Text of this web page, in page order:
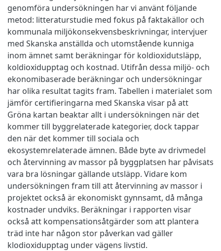
genomföra undersökningen har vi använt följande
metod: litteraturstudie med fokus på faktakällor och
kommunala miljökonsekvensbeskrivningar, intervjuer
med Skanska anställda och utomstående kunniga
inom ämnet samt beräkningar för koldioxidutsläpp,
koldioxidupptag och kostnad. Utifrån dessa miljö- och
ekonomibaserade beräkningar och undersökningar
har olika resultat tagits fram. Tabellen i materialet som
jämför certifieringarna med Skanska visar på att
Gröna kartan beaktar allt i undersökningen när det
kommer till byggrelaterade kategorier, dock tappar
den när det kommer till sociala och
ekosystemrelaterade ämnen. Både byte av drivmedel
och återvinning av massor på byggplatsen har påvisats
vara bra lösningar gällande utsläpp. Vidare kom
undersökningen fram till att återvinning av massor i
projektet också är ekonomiskt gynnsamt, då många
kostnader undviks. Beräkningar i rapporten visar
också att kompensationsåtgärder som att plantera
träd inte har någon stor påverkan vad gäller
klodioxidupptag under vägens livstid.